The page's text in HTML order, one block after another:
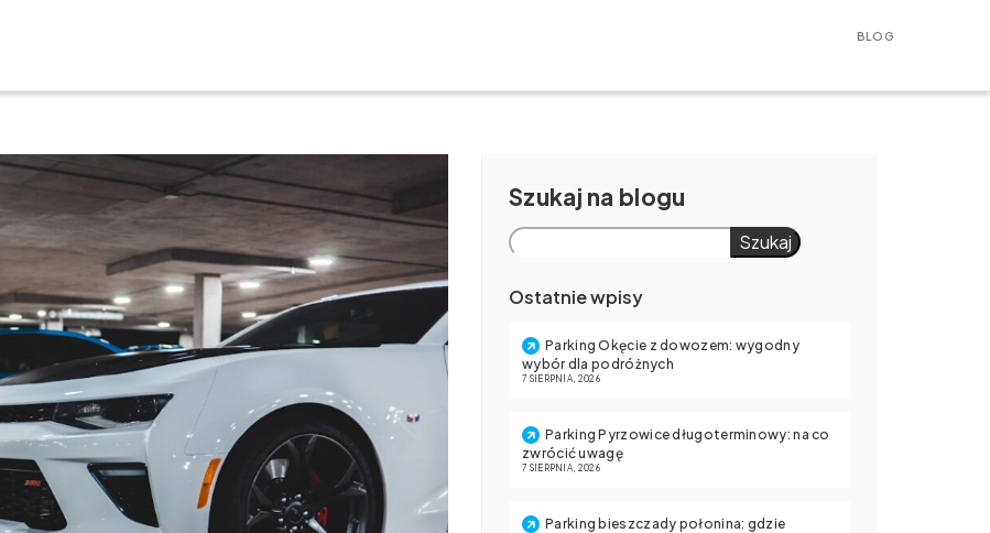
BLOG
Szukaj
Szukaj
Ostatnie wpisy
Parking Okęcie z dowozem: wygodny
wybór dla podróżnych
7 SIERPNIA, 2026
Parking Pyrzowice długoterminowy: na co
zwrócić uwagę
7 SIERPNIA, 2026
Parking bieszczady połonina: gdzie